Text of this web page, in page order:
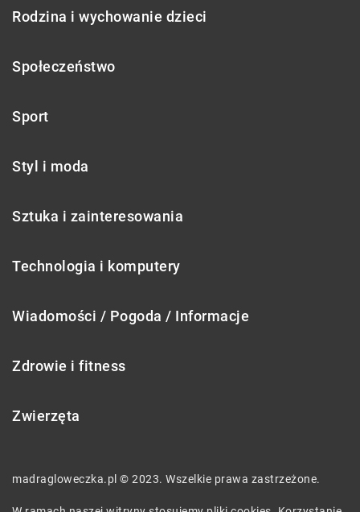
Rodzina i wychowanie dzieci
Społeczeństwo
Sport
Styl i moda
Sztuka i zainteresowania
Technologia i komputery
Wiadomości / Pogoda / Informacje
Zdrowie i fitness
Zwierzęta
madragloweczka.pl © 2023. Wszelkie prawa zastrzeżone.